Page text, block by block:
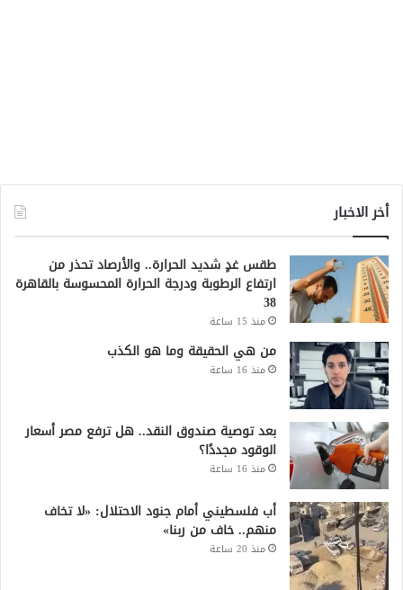
أخر الاخبار
طقس غدٍ شديد الحرارة.. والأرصاد تحذر من
ارتفاع الرطوبة ودرجة الحرارة المحسوسة بالقاهرة
38
منذ 15 ساعة
من هي الحقيقة وما هو الكذب
منذ 16 ساعة
بعد توصية صندوق النقد.. هل ترفع مصر أسعار
الوقود مجددًا؟
منذ 16 ساعة
أب فلسطيني أمام جنود الاحتلال: «لا تخاف
منهم.. خاف من ربنا»
منذ 20 ساعة